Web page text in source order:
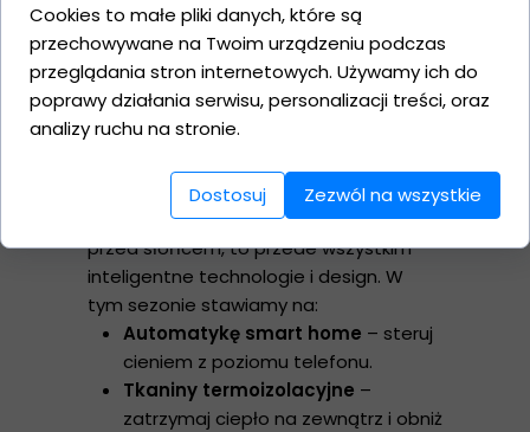
Zamawiając osłony
przeciwsłoneczne teraz, masz
gwarancję, że Twój dom będzie gotowy
na pierwszą falę gorąca. Ty
odpoczywasz w chłodzie, podczas gdy
2. Nowości na rok 2026
Nasza nowa oferta to nie tylko ochrona
przed słońcem, to przede wszystkim
inteligentne technologie i design. W
tym sezonie stawiamy na:
Automatykę smart home – steruj
cieniem z poziomu telefonu.
Tkaniny termoizolacyjne –
zatrzymaj ciepło na zewnątrz i obniż
Cookies to małe pliki danych, które są
przechowywane na Twoim urządzeniu podczas
przeglądania stron internetowych. Używamy ich do
poprawy działania serwisu, personalizacji treści, oraz
analizy ruchu na stronie.
Dostosuj Zezwól na wszystkie